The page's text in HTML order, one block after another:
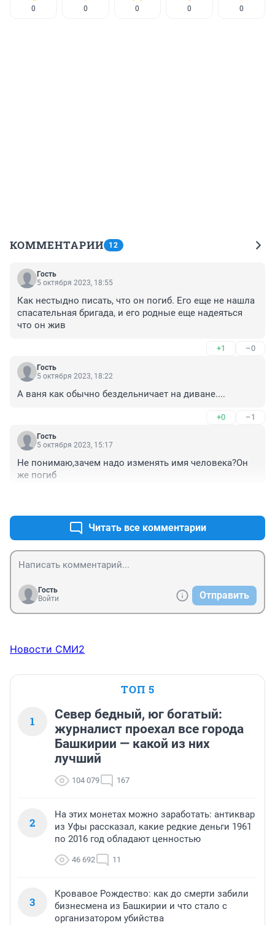
0 0 0 0 0
КОММЕНТАРИИ 12
Гость
5 октября 2023, 18:55
Как нестыдно писать, что он погиб. Его еще не нашла
спасательная бригада, и его родные еще надеяться
что он жив
+1 –0
Гость
5 октября 2023, 18:22
А ваня как обычно бездельничает на диване....
+0 –1
Гость
5 октября 2023, 15:17
Не понимаю,зачем надо изменять имя человека?Он
же погиб
Читать все комментарии
Гость
Войти
Отправить
Новости СМИ2
ТОП 5
1
Север бедный, юг богатый:
журналист проехал все города
Башкирии — какой из них
лучший
104 079 167
2
На этих монетах можно заработать: антиквар
из Уфы рассказал, какие редкие деньги 1961
по 2016 год обладают ценностью
46 692 11
3
Кровавое Рождество: как до смерти забили
бизнесмена из Башкирии и что стало с
организатором убийства